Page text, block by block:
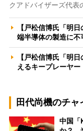
クアドバイザーズ代表
【戸松信博氏「明
端半導体の製造に
【戸松信博氏「明
えるキープレーヤ
田代尚機のチ
中国「